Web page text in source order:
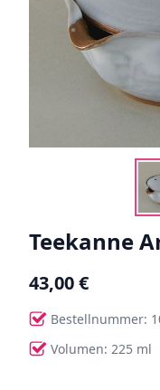
Teekanne
43,00 €
Bestellnummer:
Volumen: 225 ml